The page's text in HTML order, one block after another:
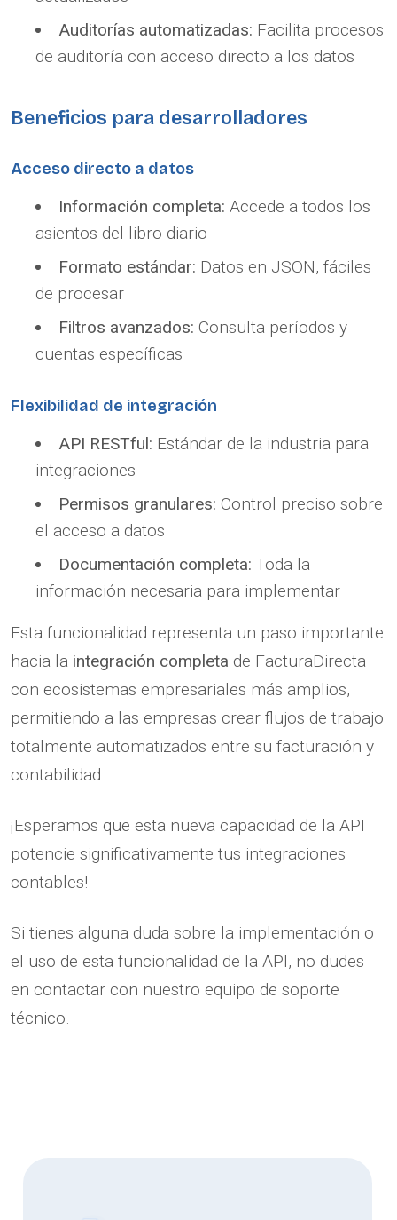
Auditorías automatizadas: Facilita procesos
de auditoría con acceso directo a los datos
Beneficios para desarrolladores
Acceso directo a datos
Información completa: Accede a todos los
asientos del libro diario
Formato estándar: Datos en JSON, fáciles
de procesar
Filtros avanzados: Consulta períodos y
cuentas específicas
Flexibilidad de integración
API RESTful: Estándar de la industria para
integraciones
Permisos granulares: Control preciso sobre
el acceso a datos
Documentación completa: Toda la
información necesaria para implementar
Esta funcionalidad representa un paso importante
hacia la integración completa de FacturaDirecta
con ecosistemas empresariales más amplios,
permitiendo a las empresas crear flujos de trabajo
totalmente automatizados entre su facturación y
contabilidad.
¡Esperamos que esta nueva capacidad de la API
potencie significativamente tus integraciones
contables!
Si tienes alguna duda sobre la implementación o
el uso de esta funcionalidad de la API, no dudes
en contactar con nuestro equipo de soporte
técnico.